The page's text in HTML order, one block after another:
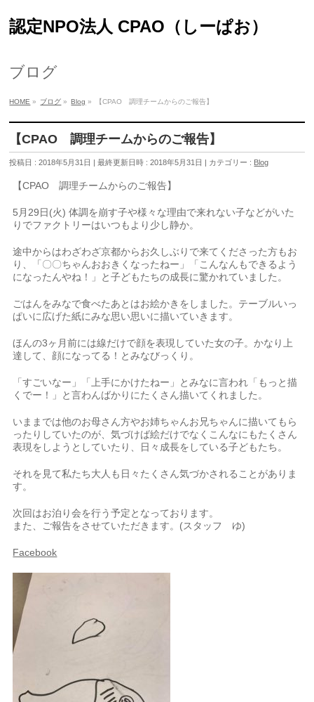
認定NPO法人 CPAO（しーぱお）
ブログ
HOME » ブログ » Blog » 【CPAO 調理チームからのご報告】
【CPAO 調理チームからのご報告】
投稿日 : 2018年5月31日 最終更新日時 : 2018年5月31日 カテゴリー : Blog
【CPAO 調理チームからのご報告】
5月29日(火) 体調を崩す子や様々な理由で来れない子などがいた
りでファクトリーはいつもより少し静か。
途中からはわざわざ京都からお久しぶりで来てくださった方もお
り、「〇〇ちゃんおおきくなったねー」「こんなんもできるよう
になったんやね！」と子どもたちの成長に驚かれていました。
ごはんをみなで食べたあとはお絵かきをしました。テーブルいっ
ぱいに広げた紙にみな思い思いに描いていきます。
ほんの3ヶ月前には線だけで顔を表現していた女の子。かなり上
達して、顔になってる！とみなびっくり。
「すごいなー」「上手にかけたねー」とみなに言われ「もっと描
くでー！」と言わんばかりにたくさん描いてくれました。
いままでは他のお母さん方やお姉ちゃんお兄ちゃんに描いてもら
ったりしていたのが、気づけば絵だけでなくこんなにもたくさん
表現をしようとしていたり、日々成長をしている子どもたち。
それを見て私たち大人も日々たくさん気づかされることがありま
す。
次回はお泊り会を行う予定となっております。
また、ご報告をさせていただきます。(スタッフ ゆ)
Facebook